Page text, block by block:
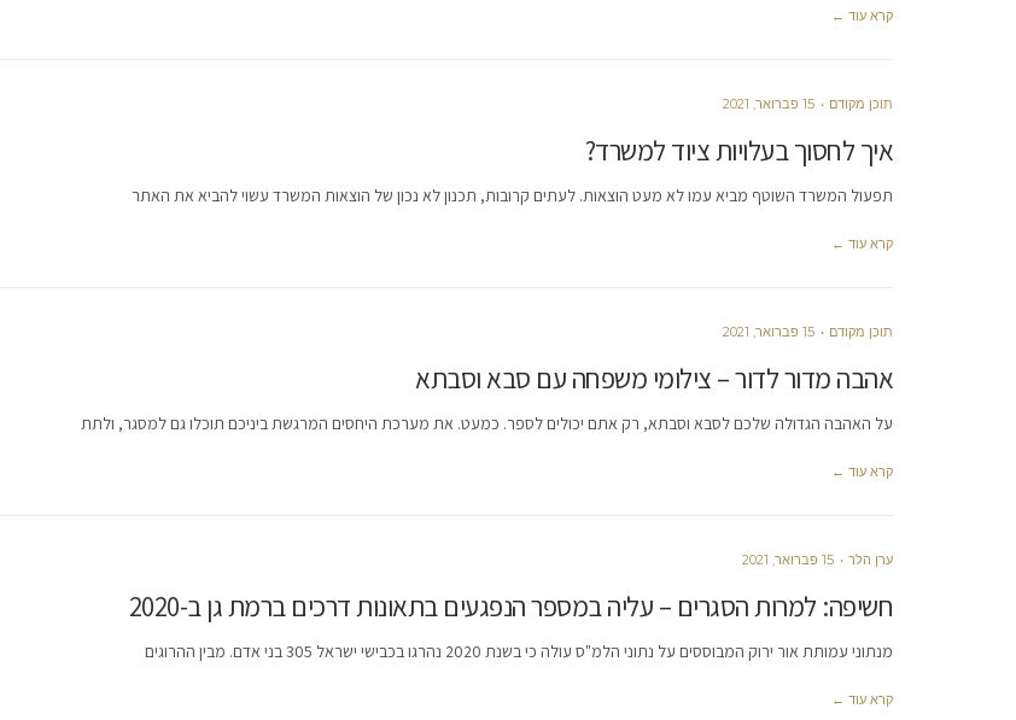
קרא עוד ←
תוכן מקודם 15 פברואר, 2021
איך לחסוך בעלויות ציוד למשרד?
תפעול המשרד השוטף מביא עמו לא מעט הוצאות. לעתים קרובות, תכנון לא נכון של הוצאות המשרד עשוי להביא את האתר
קרא עוד ←
תוכן מקודם 15 פברואר, 2021
אהבה מדור לדור – צילומי משפחה עם סבא וסבתא
על האהבה הגדולה שלכם לסבא וסבתא, רק אתם יכולים לספר. כמעט. את מערכת היחסים המרגשת ביניכם תוכלו גם למסגר, ולתת
קרא עוד ←
ערן הלר 15 פברואר, 2021
חשיפה: למרות הסגרים – עליה במספר הנפגעים בתאונות דרכים ברמת גן ב-2020
מנתוני עמותת אור ירוק המבוססים על נתוני הלמ"ס עולה כי בשנת 2020 נהרגו בכבישי ישראל 305 בני אדם. מבין ההרוגים
קרא עוד ←